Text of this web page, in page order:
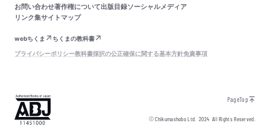
お問い合わせ著作権について出版目録ソーシャルメディア
リンク集サイトマップ
webちくま
ちくまの教科書
プライバシーポリシー教科書採択の公正確保に関する基本方針免責事項
PageTop
© Chikumashobo Ltd.2024 All Rights Reserved.